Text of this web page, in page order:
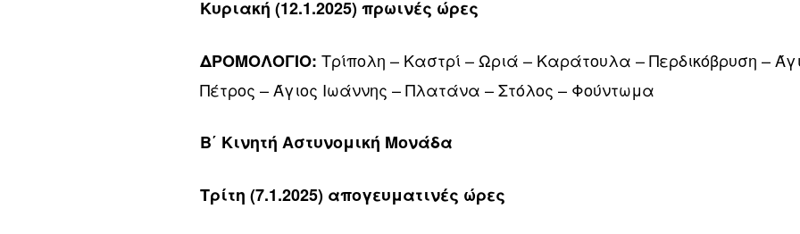
Κυριακή (12.1.2025) πρωινές ώρες
ΔΡΟΜΟΛΟΓΙΟ:Τρίπολη – Καστρί – Ωριά – Καράτουλα – Περδικόβρυση –
Πέτρος – Άγιος Ιωάννης – Πλατάνα – Στόλος – Φούντωμα
Β΄ Κινητή Αστυνομική Μονάδα
Τρίτη (7.1.2025) απογευματινές ώρες